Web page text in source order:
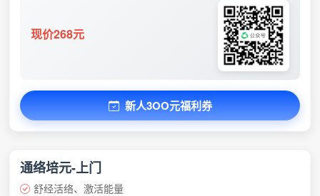
现价268元
新人3OO元福利券
通络培元-上门
舒经活络、激活能量